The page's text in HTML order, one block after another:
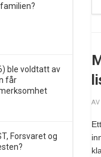
ble voldtatt av
får
Forsvaret og
AV